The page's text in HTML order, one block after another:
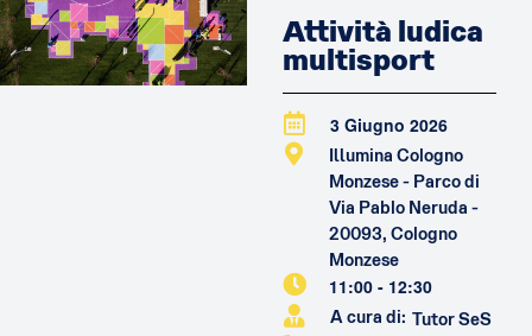
Attività ludica
multisport
3 Giugno 2026
Illumina Cologno
Monzese - Parco di
Via Pablo Neruda -
20093, Cologno
Monzese
11:00 - 12:30
A cura di: Tutor SeS